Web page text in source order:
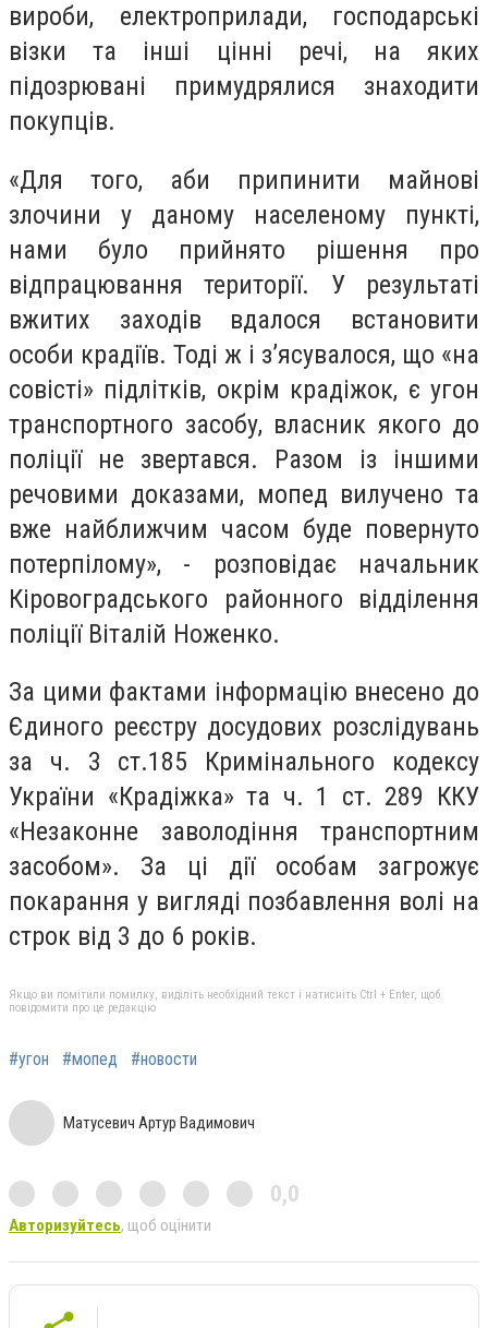
вироби, електроприлади, господарські
візки та інші цінні речі, на яких
підозрювані примудрялися знаходити
покупців.
«Для того, аби припинити майнові
злочини у даному населеному пункті,
нами було прийнято рішення про
відпрацювання території. У результаті
вжитих заходів вдалося встановити
особи крадіїв. Тоді ж і з’ясувалося, що «на
совісті» підлітків, окрім крадіжок, є угон
транспортного засобу, власник якого до
поліції не звертався. Разом із іншими
речовими доказами, мопед вилучено та
вже найближчим часом буде повернуто
потерпілому», - розповідає начальник
Кіровоградського районного відділення
поліції Віталій Ноженко.
За цими фактами інформацію внесено до
Єдиного реєстру досудових розслідувань
за ч. 3 ст.185 Кримінального кодексу
України «Крадіжка» та ч. 1 ст. 289 ККУ
«Незаконне заволодіння транспортним
засобом». За ці дії особам загрожує
покарання у вигляді позбавлення волі на
строк від 3 до 6 років.
Якщо ви помітили помилку, виділіть необхідний текст і натисніть Ctrl + Enter, щоб
повідомити про це редакцію
#угон #мопед #новости
Матусевич Артур Вадимович
0,0
Авторизуйтесь, щоб оцінити